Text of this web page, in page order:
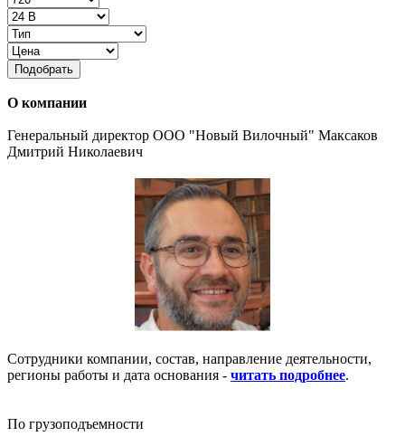
Подобрать
О компании
Генеральный директор ООО "Новый Вилочный" Максаков
Дмитрий Николаевич
Сотрудники компании, состав, направление деятельности,
регионы работы и дата основания - читать подробнее.
По грузоподъемности